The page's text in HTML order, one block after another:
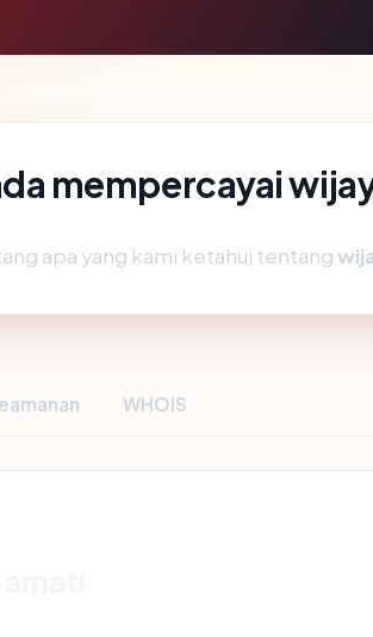
mempercayai
apa yang kami ketahui tentang
WHOIS